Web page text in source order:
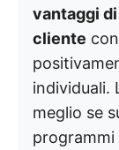
vantaggi
cliente
individuali.
meglio se